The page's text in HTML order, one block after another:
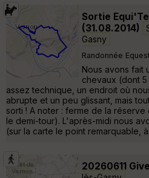
Sortie
(31.08.2014)
Gasny
Randonnée
Nous avons fait
chevaux (dont
assez technique, un endroit où
abrupte et un peu glissant, mais
sorti ! A noter : ferme de la
le demi-tour). L'après-midi nous
(sur la carte le point remarquable,
20260611